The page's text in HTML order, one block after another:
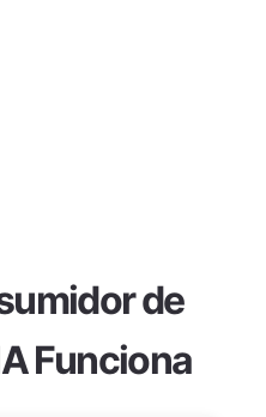
de
Funciona